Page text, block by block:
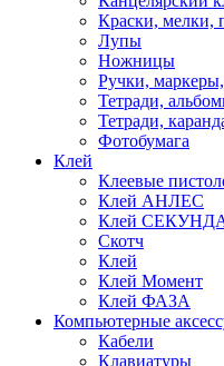
Краски, мелки,
Лупы
Ножницы
Ручки,
Тетради,
Тетради,
Фотобумага
Клей
Клеевые
Клей АНЛЕС
Клей
Скотч
Клей
Клей Момент
Клей ФАЗА
Компьютерные
Кабели
Клавиатуры